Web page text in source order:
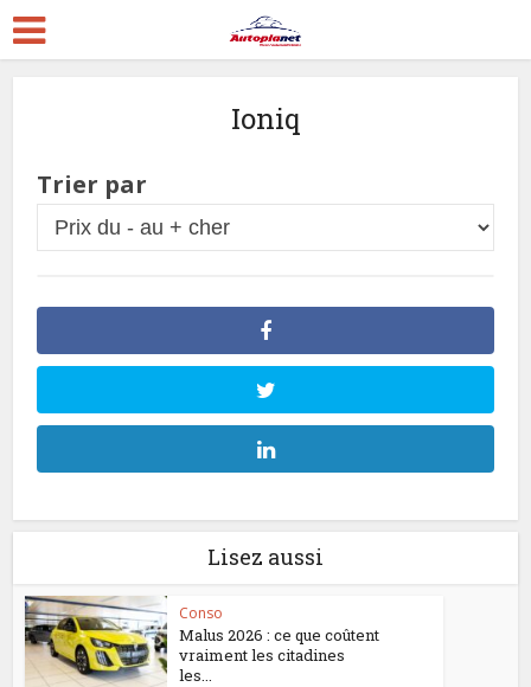
Ioniq
Trier par
Lisez aussi
Conso
Malus 2026 : ce que coûtent
vraiment les citadines
les...